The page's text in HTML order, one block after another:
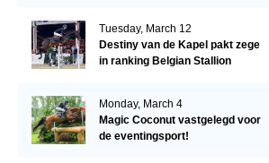
Tuesday, March 12
Destiny van de Kapel pakt zege
in ranking Belgian Stallion
Monday, March 4
Magic Coconut vastgelegd voor
de eventingsport!